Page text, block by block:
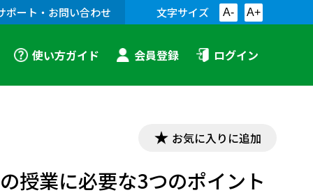
ポート・お問い合わせ 文字サイズ A- A+
使い方ガイド 会員登録 ログイン
お気に入りに追加
授業に必要な3つのポイント